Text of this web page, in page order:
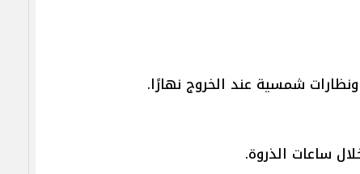
شمسية عند الخروج نهارًا.
ساعات الذروة.